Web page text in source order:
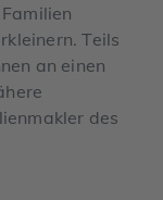
Teils
an einen
des